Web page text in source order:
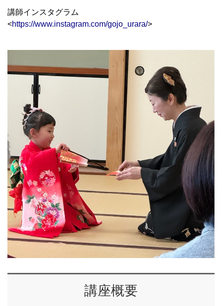
講師インスタグラム
<https://www.instagram.com/gojo_urara/>
講座概要